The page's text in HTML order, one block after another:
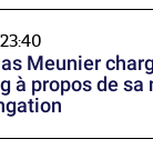
Meunier
à propos de sa